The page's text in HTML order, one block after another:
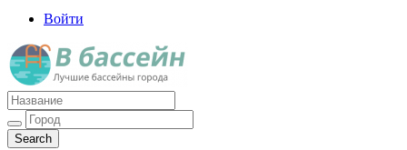
Войти
Лучшие бассейны города